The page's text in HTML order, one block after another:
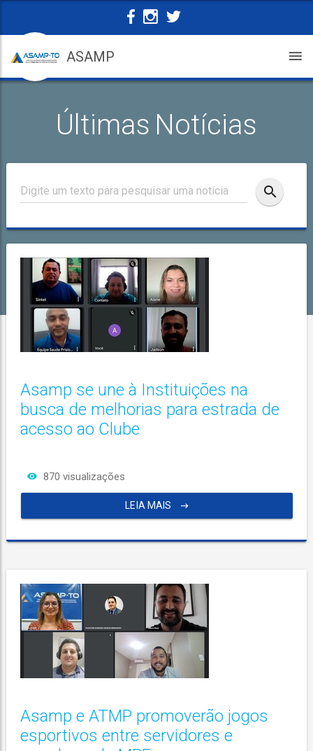
ASAMP
Últimas Notícias
Asamp se une à Instituições na
busca de melhorias para estrada de
acesso ao Clube
870 visualizações
LEIA MAIS
Asamp e ATMP promoverão jogos
esportivos entre servidores e